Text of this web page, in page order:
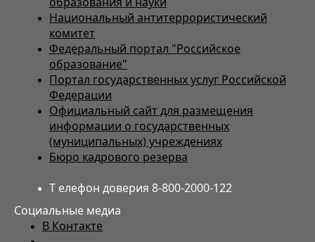
Национальный антитеррористический
комитет
Федеральный портал "Российское
образование"
Портал государственных услуг Российской
Федерации
Официальный сайт для размещения
информации о государственных
(муниципальных) учреждениях
Бюро кадрового резерва
Т елефон доверия 8-800-2000-122
Социальные медиа
В Контакте